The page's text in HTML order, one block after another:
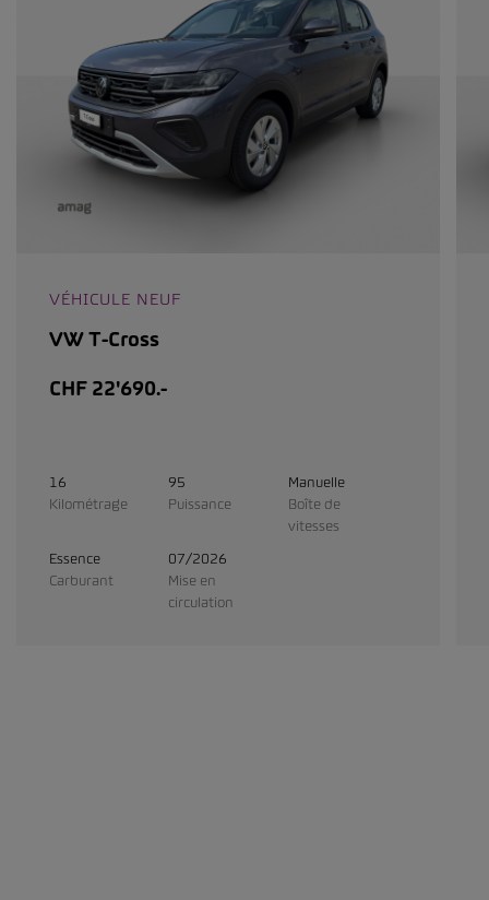
VÉHICULE NEUF
VW T-Cross
CHF 22'690.-
16
Kilométrage
95
Puissance
Manuelle
Boîte de
vitesses
Essence
Carburant
07/2026
Mise en
circulation